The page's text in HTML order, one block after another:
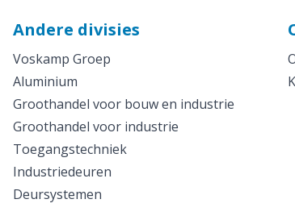
Andere divisies
Voskamp Groep
Aluminium
Groothandel voor bouw en industrie
Groothandel voor industrie
Toegangstechniek
Industriedeuren
Deursystemen